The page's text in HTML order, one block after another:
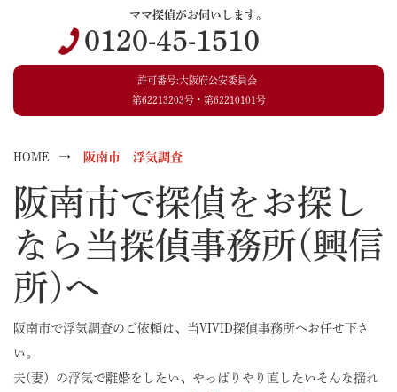
ママ探偵がお伺いします。
0120-45-1510
許可番号:大阪府公安委員会
第62213203号・第62210101号
HOME 阪南市 浮気調査
阪南市で探偵をお探し
なら当探偵事務所(興信
所)へ
阪南市で浮気調査のご依頼は、当VIVID探偵事務所へお任せ下さ
い。
夫(妻）の浮気で離婚をしたい、やっぱりやり直したいそんな揺れ